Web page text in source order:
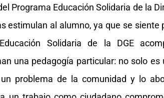
Programa Educación Solidaria de la
estimulan al alumno, ya que se siente
Solidaria de la DGE
una pedagogía particular: no solo es
problema de la comunidad y lo